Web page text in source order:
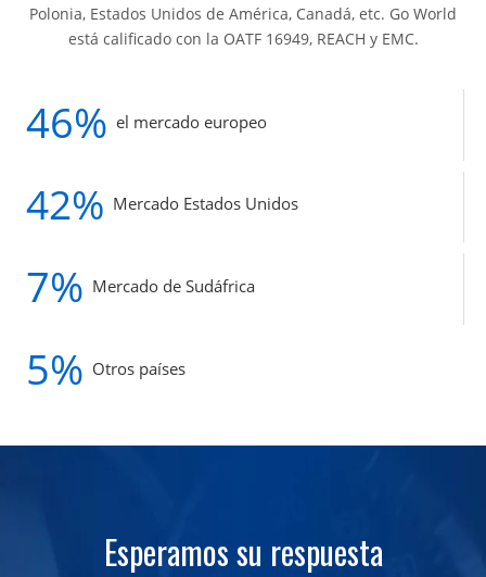
Polonia, Estados Unidos de América, Canadá, etc. Go World
está calificado con la OATF 16949, REACH y EMC.
46% el mercado europeo
42% Mercado Estados Unidos
7% Mercado de Sudáfrica
5% Otros países
Esperamos su respuesta